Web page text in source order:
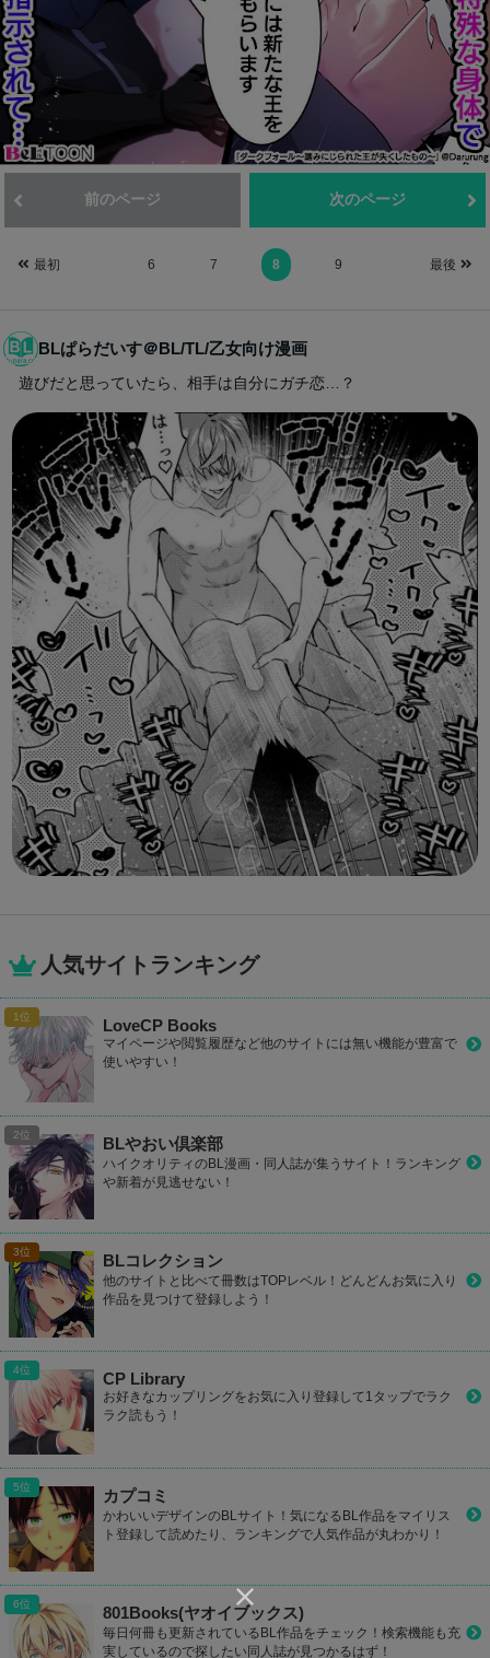
前のページ 次のページ
最初 6 7 8 9 最後
BLぱらだいす＠BL/TL/乙女向け漫画
遊びだと思っていたら、相手は自分にガチ恋…？
人気サイトランキング
LoveCP Books
マイページや閲覧履歴など他のサイトには無い機能が豊富で
使いやすい！
BLやおい倶楽部
ハイクオリティのBL漫画・同人誌が集うサイト！ランキング
や新着が見逃せない！
BLコレクション
他のサイトと比べて冊数はTOPレベル！どんどんお気に入り
作品を見つけて登録しよう！
CP Library
お好きなカップリングをお気に入り登録して1タップでラク
ラク読もう！
カプコミ
かわいいデザインのBLサイト！気になるBL作品をマイリス
ト登録して読めたり、ランキングで人気作品が丸わかり！
801Books(ヤオイブックス)
毎日何冊も更新されているBL作品をチェック！検索機能も充
実しているので探したい同人誌が見つかるはず！